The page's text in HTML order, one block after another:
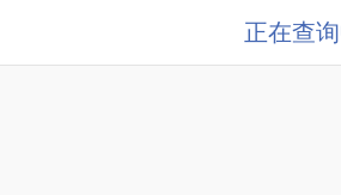
正在查